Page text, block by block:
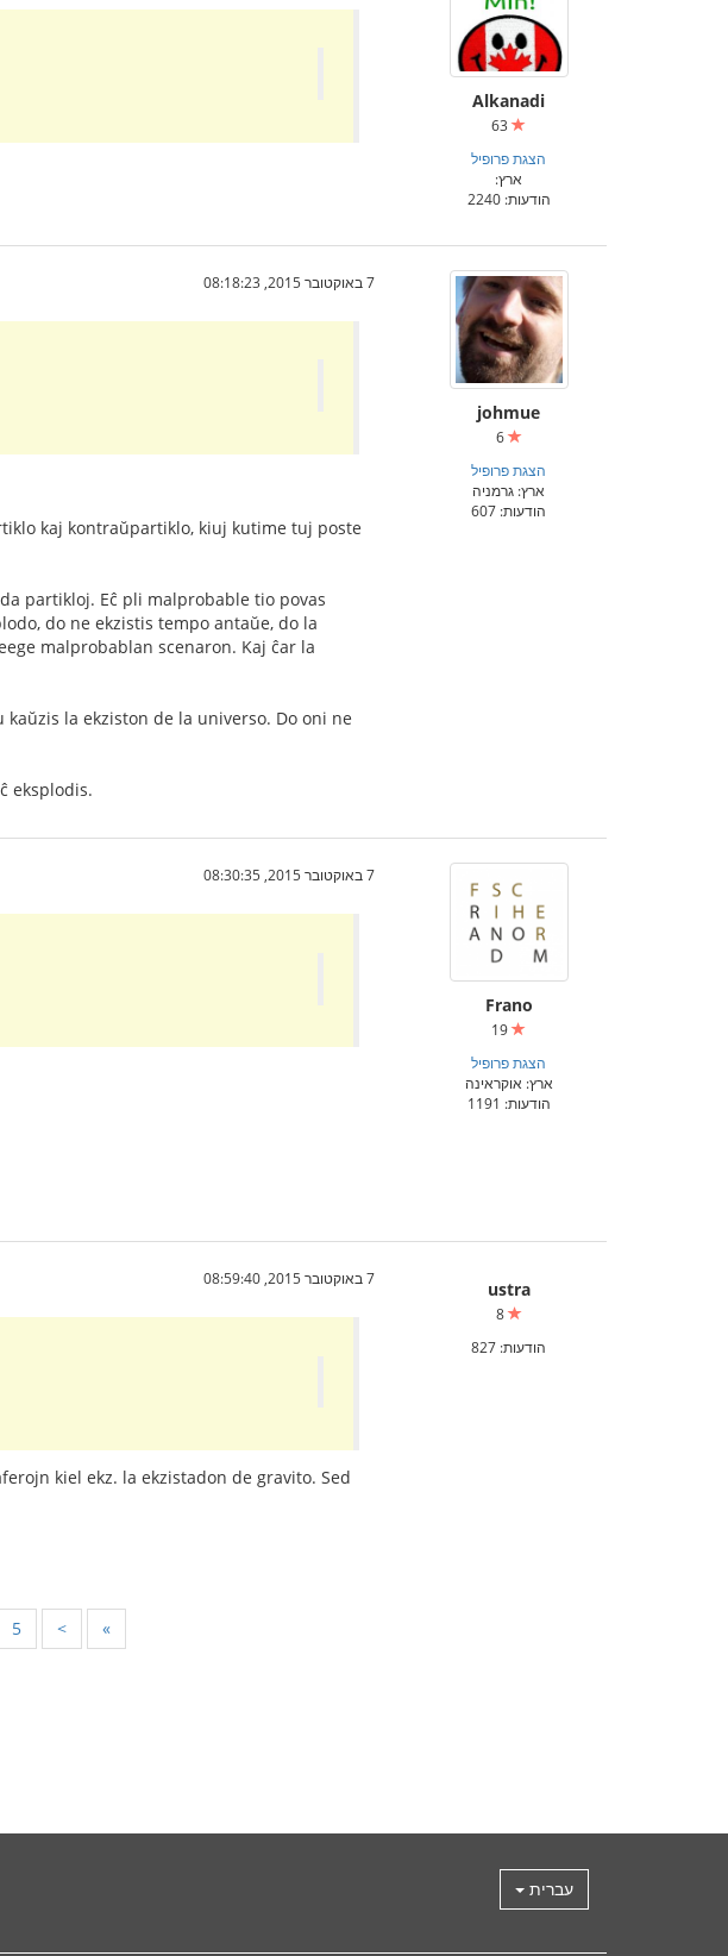
Alkanadi
הצגת פרופיל
ארץ:
הודעות: 2240
johmue
6
הצגת פרופיל
ארץ: גרמניה
הודעות: 607
7 באוקטובר 2015, 08:18:23
kaj kontraŭpartiklo, kiuj kutime tuj poste
partikloj. Eĉ pli malprobable tio povas
do ne ekzistis tempo antaŭe, do la
malprobablan scenaron. Kaj ĉar la
la ekziston de la universo. Do oni ne
eksplodis.
Frano
הצגת פרופיל
ארץ: אוקראינה
הודעות: 1191
7 באוקטובר 2015, 08:30:35
ustra
8
הודעות: 827
7 באוקטובר 2015, 08:59:40
kiel ekz. la ekzistadon de gravito. Sed
5 > »
עברית